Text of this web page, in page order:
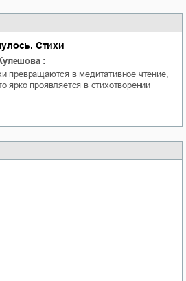
Стихи
:
превращаются в медитативное чтение,
ярко проявляется в стихотворении